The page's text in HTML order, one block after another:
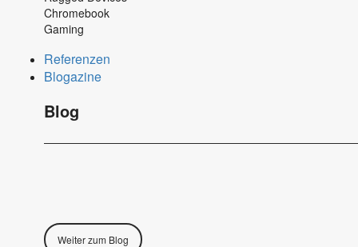
Chromebook
Gaming
Referenzen
Blogazine
Blog
Weiter zum Blog